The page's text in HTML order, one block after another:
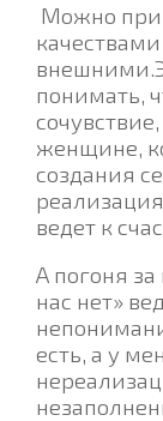
Можно
понимать,
женщине,
создания
ведет к
А погоня
нас нет»
есть, а у